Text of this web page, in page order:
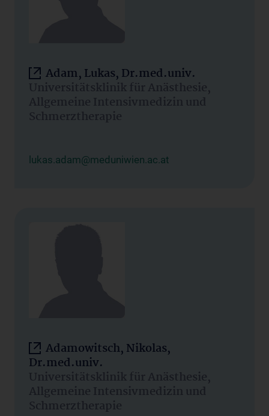
Adam, Lukas, Dr.med.univ.
Universitätsklinik für Anästhesie,
Allgemeine Intensivmedizin und
Schmerztherapie
lukas.adam@meduniwien.ac.at
Adamowitsch, Nikolas,
Dr.med.univ.
Universitätsklinik für Anästhesie,
Allgemeine Intensivmedizin und
Schmerztherapie